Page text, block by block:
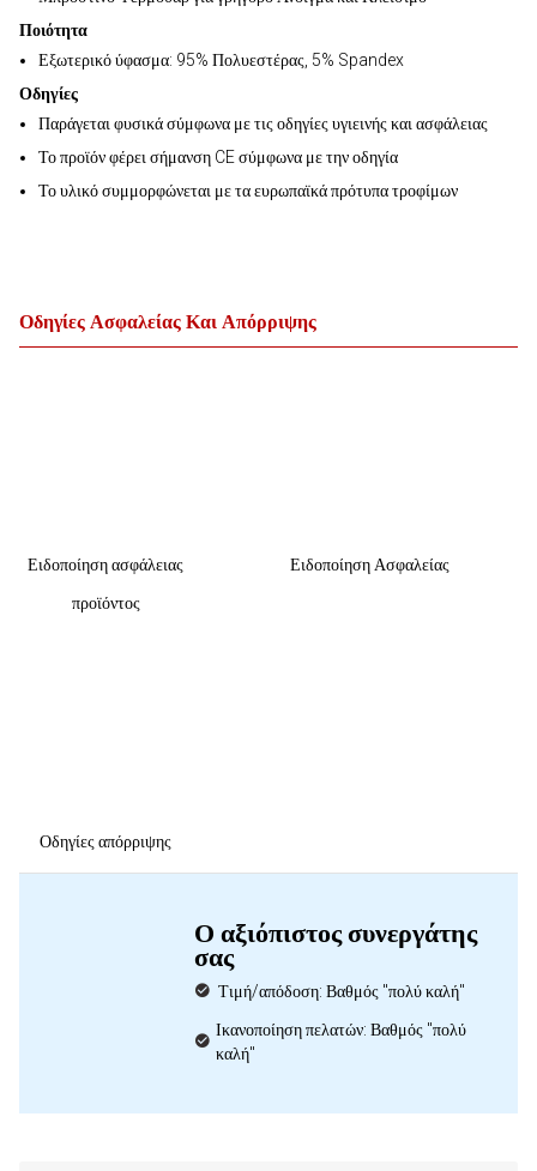
Ποιότητα
Εξωτερικό ύφασμα: 95% Πολυεστέρας, 5% Spandex
Οδηγίες
Παράγεται φυσικά σύμφωνα με τις οδηγίες υγιεινής και ασφάλειας
Το προϊόν φέρει σήμανση CE σύμφωνα με την οδηγία
Το υλικό συμμορφώνεται με τα ευρωπαϊκά πρότυπα τροφίμων
Οδηγίες Ασφαλείας Και Απόρριψης
Ειδοποίηση ασφάλειας
προϊόντος
Ειδοποίηση Ασφαλείας
Οδηγίες απόρριψης
Ο αξιόπιστος συνεργάτης
σας
Τιμή/απόδοση: Βαθμός "πολύ καλή"
Ικανοποίηση πελατών: Βαθμός "πολύ
καλή"